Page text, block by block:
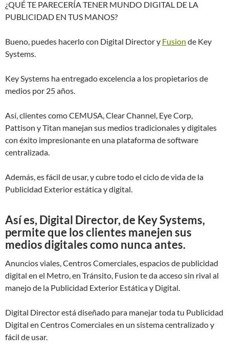
¿QUÉ TE PARECERÍA TENER MUNDO DIGITAL DE LA
PUBLICIDAD EN TUS MANOS?
Bueno, puedes hacerlo con Digital Director y Fusion de Key
Systems.
Key Systems ha entregado excelencia a los propietarios de
medios por 25 años.
Así, clientes como CEMUSA, Clear Channel, Eye Corp,
Pattison y Titan manejan sus medios tradicionales y digitales
con éxito impresionante en una plataforma de software
centralizada.
Además, es fácil de usar, y cubre todo el ciclo de vida de la
Publicidad Exterior estática y digital.
Así es, Digital Director, de Key Systems,
permite que los clientes manejen sus
medios digitales como nunca antes.
Anuncios viales, Centros Comerciales, espacios de publicidad
digital en el Metro, en Tránsito, Fusion te da acceso sin rival al
manejo de la Publicidad Exterior Estática y Digital.
Digital Director está diseñado para manejar toda tu Publicidad
Digital en Centros Comerciales en un sistema centralizado y
fácil de usar.